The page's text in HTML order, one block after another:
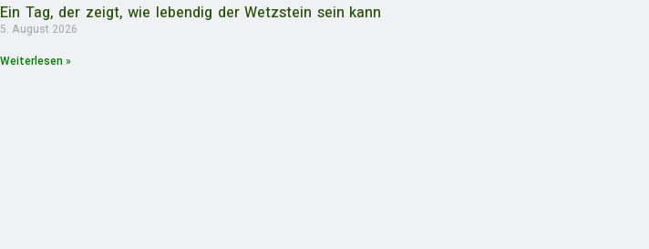
Ein Tag, der zeigt, wie lebendig der Wetzstein sein kann
5. August 2026
Weiterlesen »